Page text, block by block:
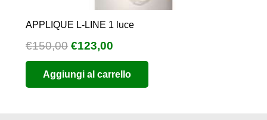
APPLIQUE L-LINE 1 luce
€150,00 Il
prezzo
originale
era:
€123,00
prezzo
attuale
è:
Aggiungi al carrello